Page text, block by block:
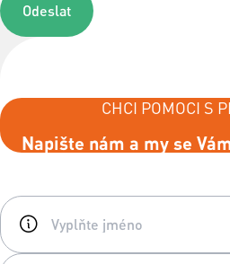
Odeslat
CHCI POMOCI S
Napište nám a my se